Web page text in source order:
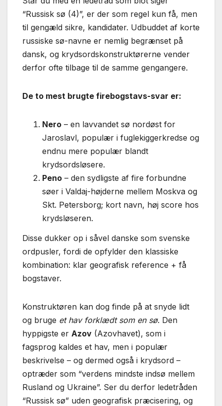
“Russisk sø (4)”, er der som regel kun få, men
til gengæld sikre, kandidater. Udbuddet af korte
russiske sø-navne er nemlig begrænset på
dansk, og krydsordskonstruktørerne vender
derfor ofte tilbage til de samme gengangere.
De to mest brugte firebogstavs-svar er:
Nero – en lavvandet sø nordøst for
Jaroslavl, populær i fuglekiggerkredse og
endnu mere populær blandt
krydsordsløsere.
Peno – den sydligste af fire forbundne
søer i Valdaj-højderne mellem Moskva og
Skt. Petersborg; kort navn, høj score hos
krydsløseren.
Disse dukker op i såvel danske som svenske
ordpusler, fordi de opfylder den klassiske
kombination: klar geografisk reference + få
bogstaver.
Konstruktøren kan dog finde på at snyde lidt
og bruge et hav forklædt som en sø. Den
hyppigste er Azov (Azovhavet), som i
fagsprog kaldes et hav, men i populær
beskrivelse – og dermed også i krydsord –
optræder som “verdens mindste indsø mellem
Rusland og Ukraine”. Ser du derfor ledetråden
“Russisk sø” uden geografisk præcisering, og